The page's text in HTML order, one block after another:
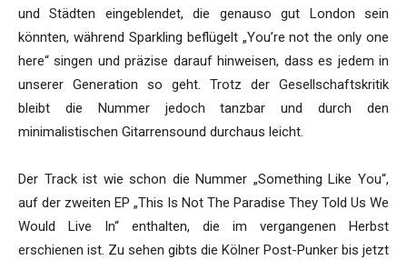
und Städten eingeblendet, die genauso gut London sein
könnten, während Sparkling beflügelt „You’re not the only one
here“ singen und präzise darauf hinweisen, dass es jedem in
unserer Generation so geht. Trotz der Gesellschaftskritik
bleibt die Nummer jedoch tanzbar und durch den
minimalistischen Gitarrensound durchaus leicht.
Der Track ist wie schon die Nummer „Something Like You“,
auf der zweiten EP „This Is Not The Paradise They Told Us We
Would Live In“ enthalten, die im vergangenen Herbst
erschienen ist. Zu sehen gibts die Kölner Post-Punker bis jetzt